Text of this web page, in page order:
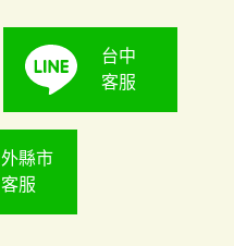
台中
客服
外縣市
客服